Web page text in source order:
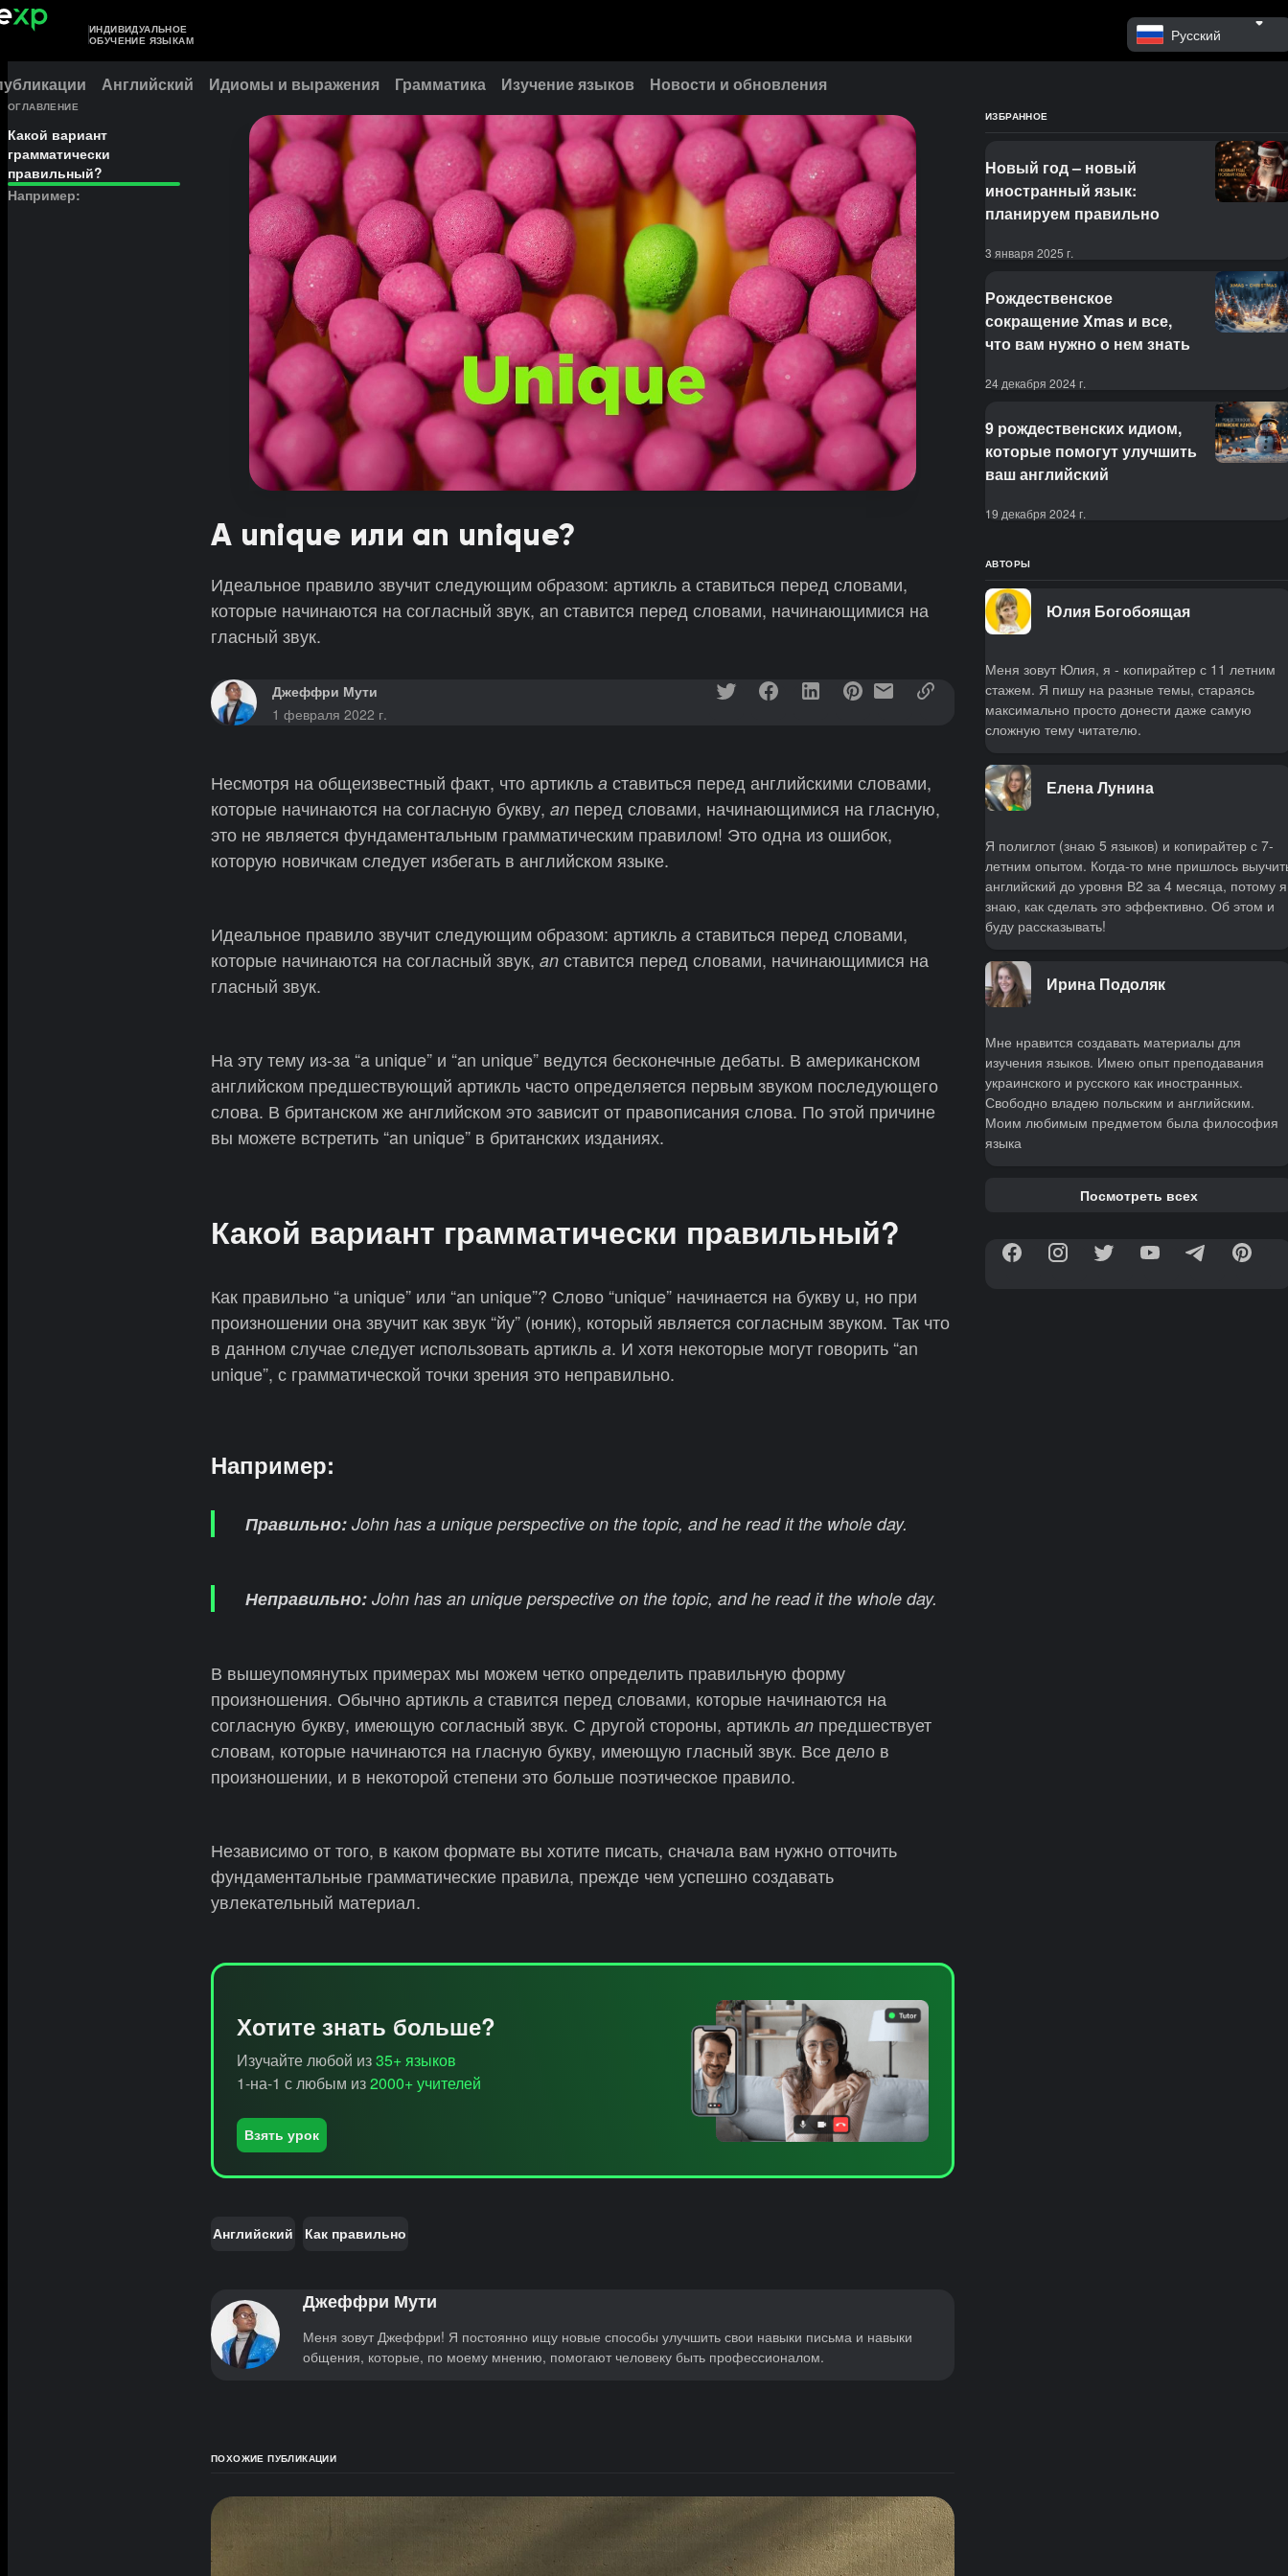
ИНДИВИДУАЛЬНОЕ
ОБУЧЕНИЕ ЯЗЫКАМ
Русский
Английский Идиомы и выражения Грамматика Изучение языков Новости и обновления
A unique или an unique?
Идеальное правило звучит следующим образом: артикль а ставиться перед словами,
которые начинаются на согласный звук, an ставится перед словами, начинающимися на
гласный звук.
Джеффри Мути
1 февраля 2022 г.
ОГЛАВЛЕНИЕ
Какой вариант
грамматически
правильный?
Например:
Несмотря на общеизвестный факт, что артикль а ставиться перед английскими словами,
которые начинаются на согласную букву, an перед словами, начинающимися на гласную,
это не является фундаментальным грамматическим правилом! Это одна из ошибок,
которую новичкам следует избегать в английском языке.
Идеальное правило звучит следующим образом: артикль а ставиться перед словами,
которые начинаются на согласный звук, an ставится перед словами, начинающимися на
гласный звук.
На эту тему из-за “a unique” и “an unique” ведутся бесконечные дебаты. В американском
английском предшествующий артикль часто определяется первым звуком последующего
слова. В британском же английском это зависит от правописания слова. По этой причине
вы можете встретить “an unique” в британских изданиях.
Какой вариант грамматически правильный?
Как правильно “a unique” или “an unique”? Слово “unique” начинается на букву u, но при
произношении она звучит как звук “йу” (юник), который является согласным звуком. Так что
в данном случае следует использовать артикль а. И хотя некоторые могут говорить “an
unique”, с грамматической точки зрения это неправильно.
Например:
Правильно: John has a unique perspective on the topic, and he read it the whole day.
Неправильно: John has an unique perspective on the topic, and he read it the whole day.
В вышеупомянутых примерах мы можем четко определить правильную форму
произношения. Обычно артикль а ставится перед словами, которые начинаются на
согласную букву, имеющую согласный звук. С другой стороны, артикль an предшествует
словам, которые начинаются на гласную букву, имеющую гласный звук. Все дело в
произношении, и в некоторой степени это больше поэтическое правило.
Независимо от того, в каком формате вы хотите писать, сначала вам нужно отточить
фундаментальные грамматические правила, прежде чем успешно создавать
увлекательный материал.
Хотите знать больше?
Изучайте любой из35+ языков
1-на-1 с любым из2000+ учителей
Взять урок
Английский Как правильно
Джеффри Мути
Меня зовут Джеффри! Я постоянно ищу новые способы улучшить свои навыки письма и навыки
общения, которые, по моему мнению, помогают человеку быть профессионалом.
ПОХОЖИЕ ПУБЛИКАЦИИ
ИЗБРАННОЕ
Новый год – новый
иностранный язык:
планируем правильно
3 января 2025 г.
Рождественское
сокращение Xmas и все,
что вам нужно о нем знать
24 декабря 2024 г.
9 рождественских идиом,
которые помогут улучшить
ваш английский
19 декабря 2024 г.
АВТОРЫ
Юлия Богобоящая
Меня зовут Юлия, я - копирайтер с 11 летним
стажем. Я пишу на разные темы, стараясь
максимально просто донести даже самую
сложную тему читателю.
Елена Лунина
Я полиглот (знаю 5 языков) и копирайтер с 7-
летним опытом. Когда-то мне пришлось
английский до уровня В2 за 4 месяца, потому я
знаю, как сделать это эффективно. Об этом и
буду рассказывать!
Ирина Подоляк
Мне нравится создавать материалы для
изучения языков. Имею опыт преподавания
украинского и русского как иностранных.
Свободно владею польским и английским.
Моим любимым предметом была философия
языка
Посмотреть всех